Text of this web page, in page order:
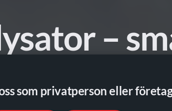
–
som privatperson eller